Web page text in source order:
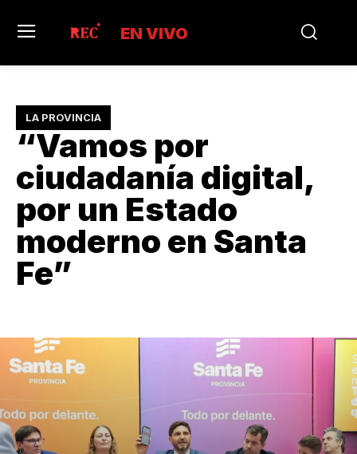
EN VIVO
LA PROVINCIA
“Vamos por
ciudadanía digital,
por un Estado
moderno en Santa
Fe”